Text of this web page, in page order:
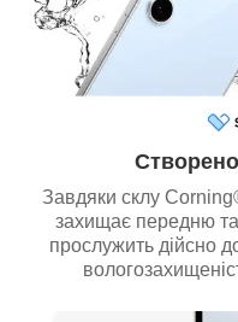
Завдяки склу
захищає передню
прослужить дійсно